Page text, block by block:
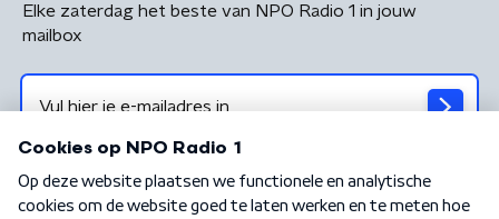
Elke zaterdag het beste van NPO Radio 1 in jouw
mailbox